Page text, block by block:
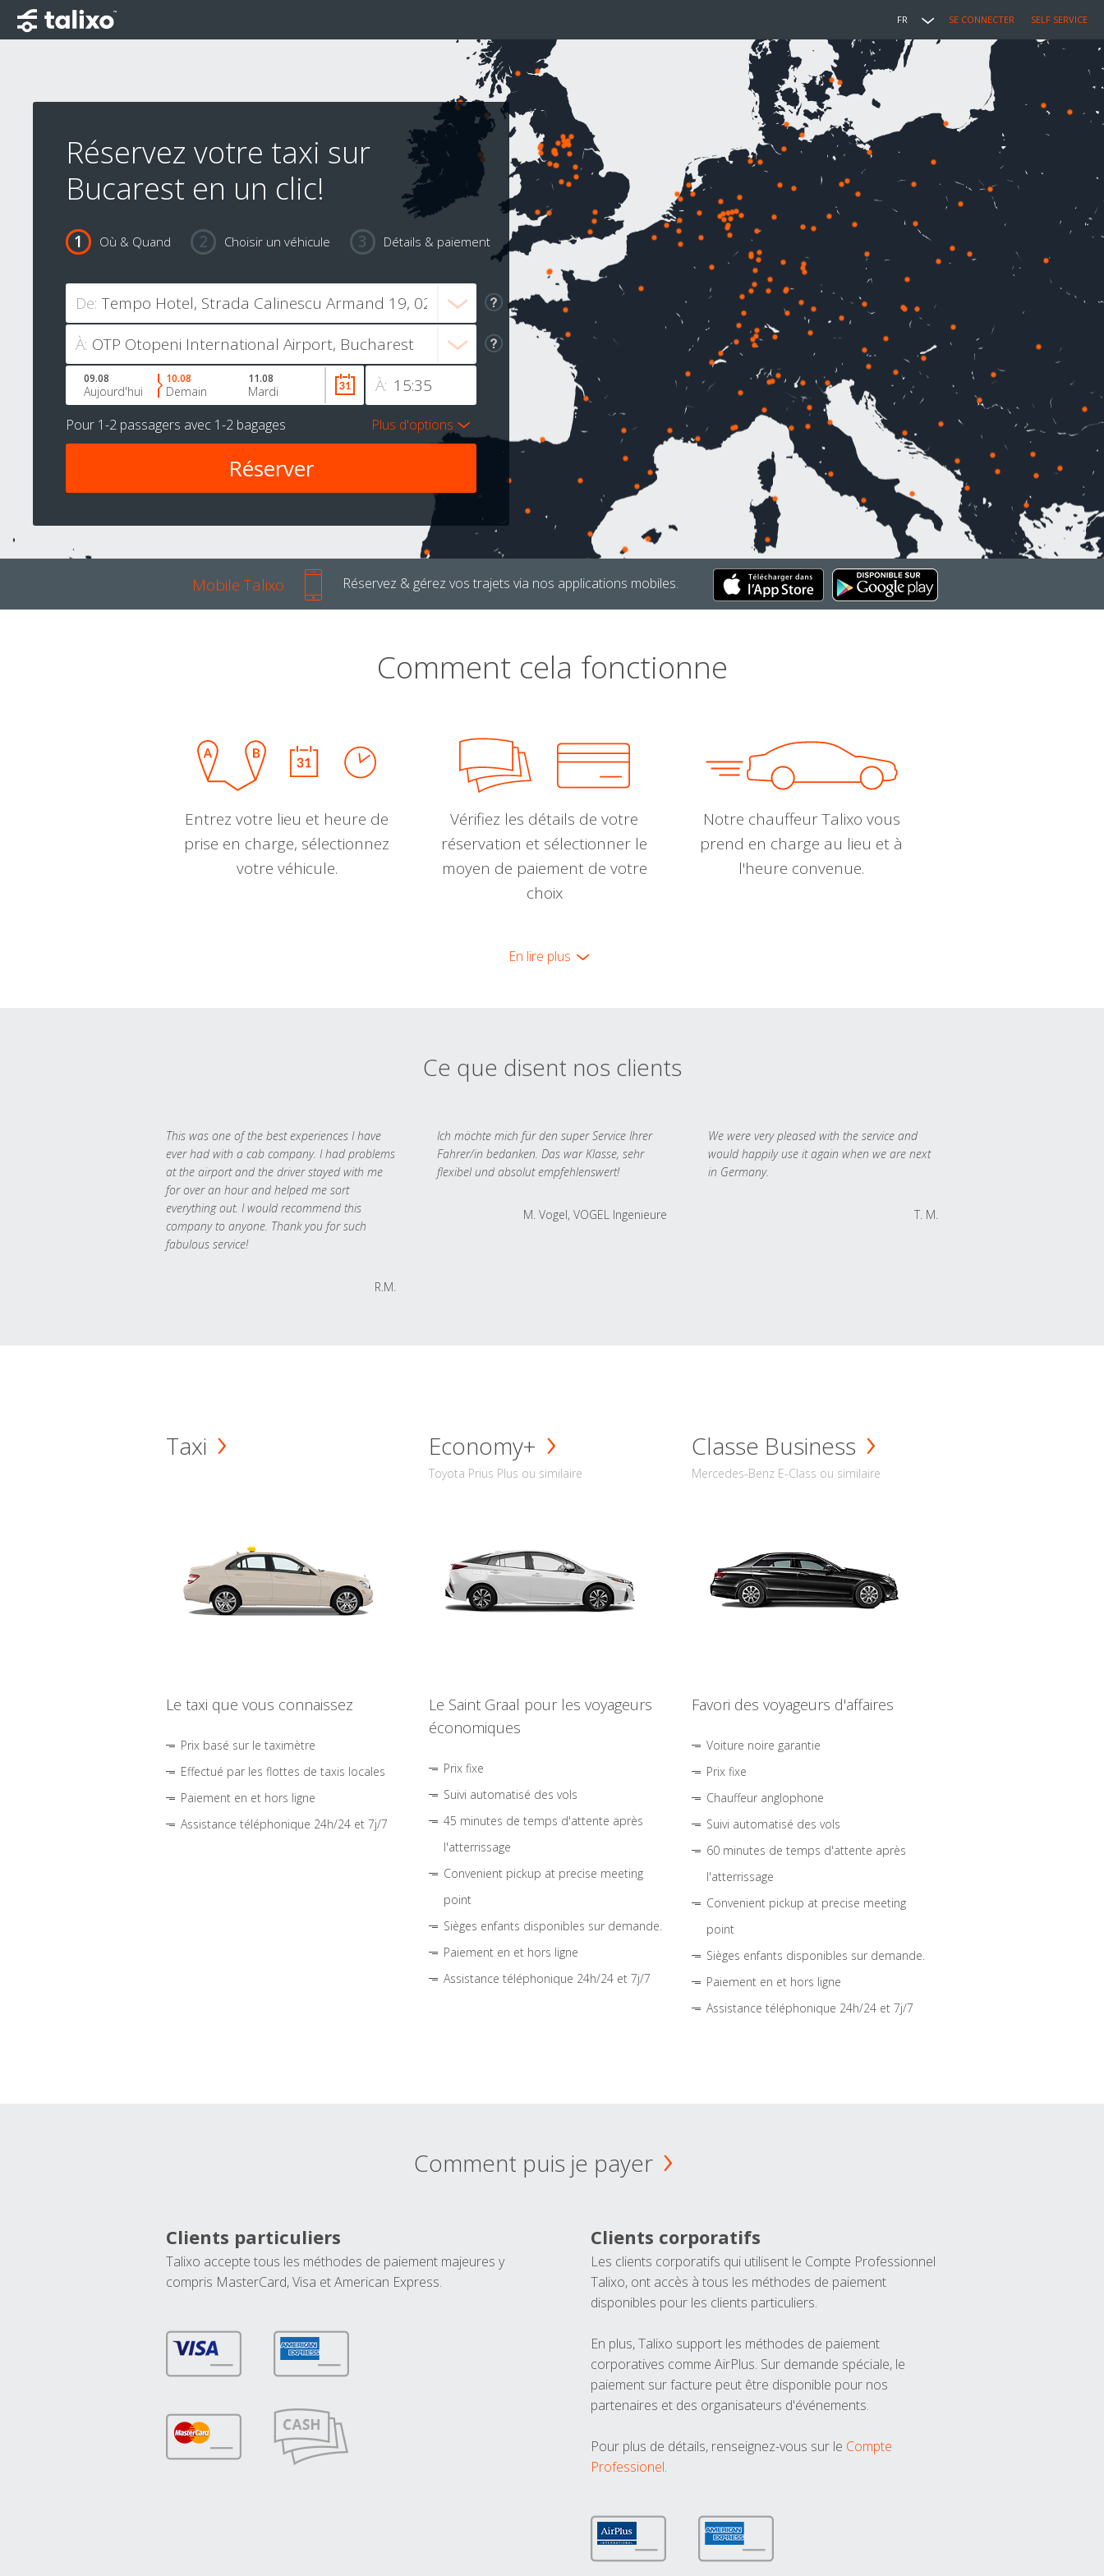
FR SE CONNECTER SELF SERVICE
Réservez votre taxi sur
Bucarest en un clic!
Où & Quand Choisir un véhicule Détails & paiement
De:
À:
À:
09.08
Aujourd'hui
10.08
Demain
11.08
Mardi
Pour 1-2 passagers avec 1-2 bagages Plus d'options
Mobile Talixo Réservez & gérez vos trajets via nos applications mobiles.
Comment cela fonctionne
Entrez votre lieu et heure de
prise en charge, sélectionnez
votre véhicule.
Vérifiez les détails de votre
réservation et sélectionner le
moyen de paiement de votre
choix
Notre chauffeur Talixo vous
prend en charge au lieu et à
l'heure convenue.
En lire plus
Ce que disent nos clients
This was one of the best experiences I have
ever had with a cab company. I had problems
at the airport and the driver stayed with me
for over an hour and helped me sort
everything out. I would recommend this
company to anyone. Thank you for such
fabulous service!
R.M.
Ich möchte mich für den super Service Ihrer
Fahrer/in bedanken. Das war Klasse, sehr
flexibel und absolut empfehlenswert!
M. Vogel, VOGEL Ingenieure
We were very pleased with the service and
would happily use it again when we are next
in Germany.
T. M.
Taxi
Le taxi que vous connaissez
Prix basé sur le taximètre
Effectué par les flottes de taxis locales
Paiement en et hors ligne
Assistance téléphonique 24h/24 et 7j/7
Economy+
Toyota Prius Plus ou similaire
Le Saint Graal pour les voyageurs
économiques
Prix fixe
Suivi automatisé des vols
45 minutes de temps d'attente après
l'atterrissage
Convenient pickup at precise meeting
point
Sièges enfants disponibles sur demande.
Paiement en et hors ligne
Assistance téléphonique 24h/24 et 7j/7
Classe Business
Mercedes-Benz E-Class ou similaire
Favori des voyageurs d'affaires
Voiture noire garantie
Prix fixe
Chauffeur anglophone
Suivi automatisé des vols
60 minutes de temps d'attente après
l'atterrissage
Convenient pickup at precise meeting
point
Sièges enfants disponibles sur demande.
Paiement en et hors ligne
Assistance téléphonique 24h/24 et 7j/7
Comment puis je payer
Clients particuliers
Talixo accepte tous les méthodes de paiement majeures y
compris MasterCard, Visa et American Express.
Clients corporatifs
Les clients corporatifs qui utilisent le Compte Professionnel
Talixo, ont accès à tous les méthodes de paiement
disponibles pour les clients particuliers.
En plus, Talixo support les méthodes de paiement
corporatives comme AirPlus. Sur demande spéciale, le
paiement sur facture peut être disponible pour nos
partenaires et des organisateurs d'événements.
Pour plus de détails, renseignez-vous sur le Compte
Professionel.